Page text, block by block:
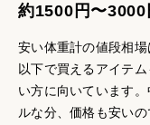
約1500円〜3000
安い体重計の値段相
以下で買えるアイテ
い方に向いています
ルな分、価格も安い